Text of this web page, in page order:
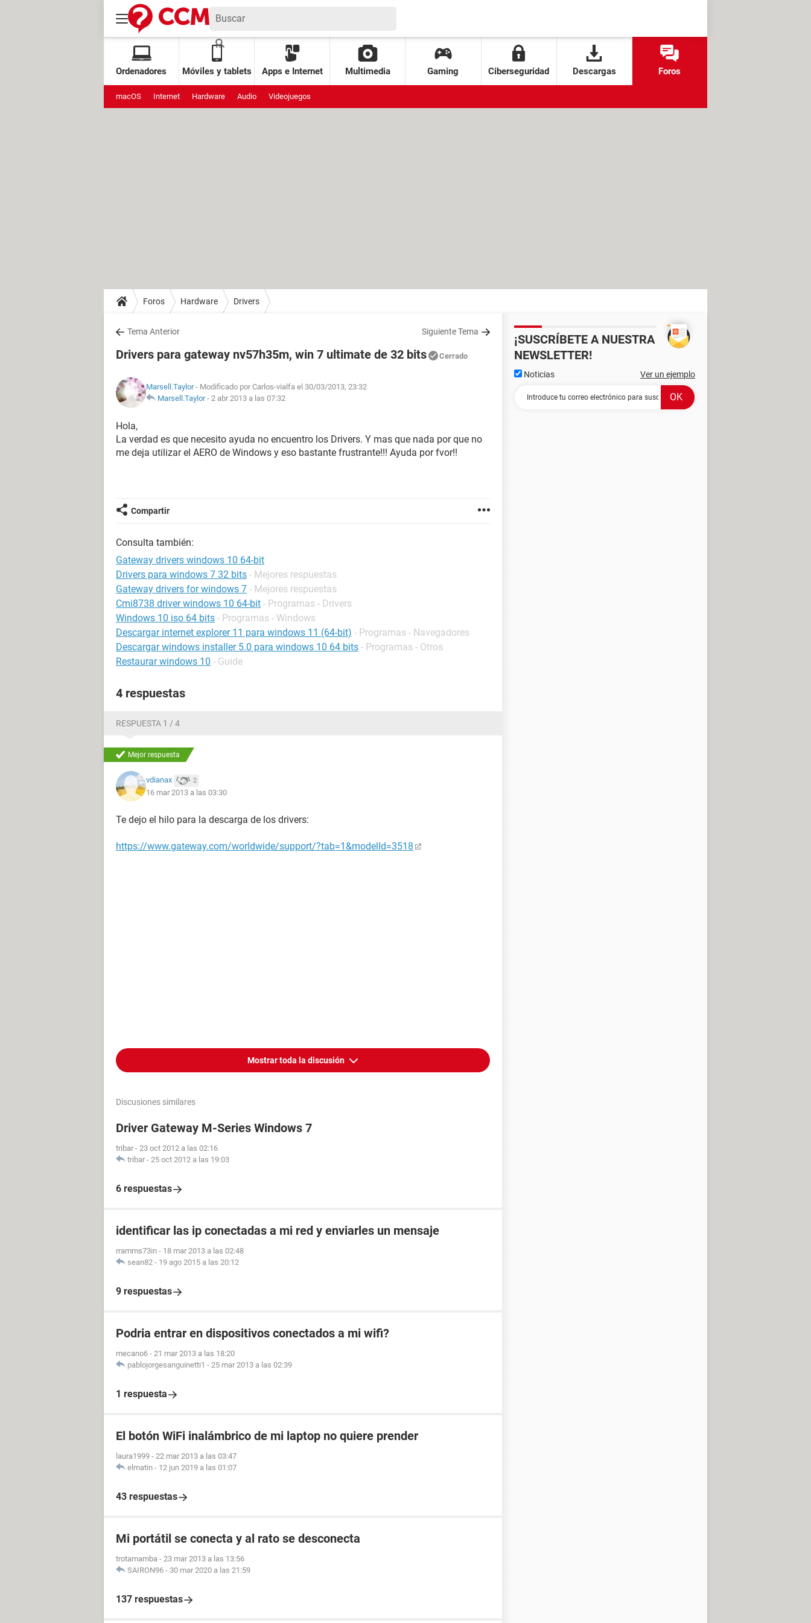
Ordenadores Móviles y tablets Apps e Internet Multimedia Gaming Ciberseguridad Descargas Foros
macOS Internet Hardware Audio Videojuegos
Foros Hardware Drivers
Tema Anterior Siguiente Tema
Drivers para gateway nv57h35m, win 7 ultimate de 32 bits Cerrado
Marsell.Taylor- Modificado por Carlos-vialfa el 30/03/2013, 23:32
Marsell.Taylor- 2 abr 2013 a las 07:32
Hola,
La verdad es que necesito ayuda no encuentro los Drivers. Y mas que nada por que no
me deja utilizar el AERO de Windows y eso bastante frustrante!!! Ayuda por fvor!!
Compartir
Consulta también:
Gateway drivers windows 10 64-bit
Drivers para windows 7 32 bits - Mejores respuestas
Gateway drivers for windows 7 - Mejores respuestas
Cmi8738 driver windows 10 64-bit - Programas - Drivers
Windows 10 iso 64 bits - Programas - Windows
Descargar internet explorer 11 para windows 11 (64-bit) - Programas - Navegadores
Descargar windows installer 5.0 para windows 10 64 bits - Programas - Otros
Restaurar windows 10 - Guide
4 respuestas
RESPUESTA 1 / 4
Mejor respuesta
vdianax 2
16 mar 2013 a las 03:30
Te dejo el hilo para la descarga de los drivers:
https://www.gateway.com/worldwide/support/?tab=1&modelId=3518
Mostrar toda la discusión
Discusiones similares
Driver Gateway M-Series Windows 7
tribar - 23 oct 2012 a las 02:16
tribar - 25 oct 2012 a las 19:03
6 respuestas
identificar las ip conectadas a mi red y enviarles un mensaje
rramms73in - 18 mar 2013 a las 02:48
sean82 - 19 ago 2015 a las 20:12
9 respuestas
Podria entrar en dispositivos conectados a mi wifi?
mecano6 - 21 mar 2013 a las 18:20
pablojorgesanguinetti1 - 25 mar 2013 a las 02:39
1 respuesta
El botón WiFi inalámbrico de mi laptop no quiere prender
laura1999 - 22 mar 2013 a las 03:47
elmatin - 12 jun 2019 a las 01:07
43 respuestas
Mi portátil se conecta y al rato se desconecta
trotamamba - 23 mar 2013 a las 13:56
SAIRON96 - 30 mar 2020 a las 21:59
137 respuestas
¡SUSCRÍBETE A NUESTRA
NEWSLETTER!
Noticias Ver un ejemplo